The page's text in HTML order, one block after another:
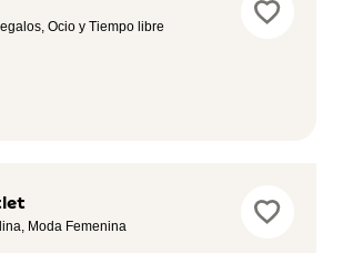
Ocio y Tiempo libre
Moda Femenina